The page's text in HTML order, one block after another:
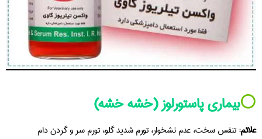
⚪️بیماری پاستورلوز (خشه خشه)
علائم:تنفس سخت، عدم نشخوار، تورم شدید گلو، تورم سر و گردن دام